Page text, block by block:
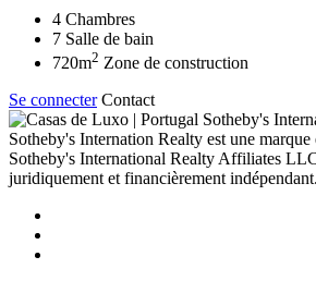
4 Chambres
7 Salle de bain
720m2 Zone de construction
Se connecter Contact
Sotheby's Internation Realty est une marque
Sotheby's International Realty Affiliates
juridiquement et financièrement indépendant.